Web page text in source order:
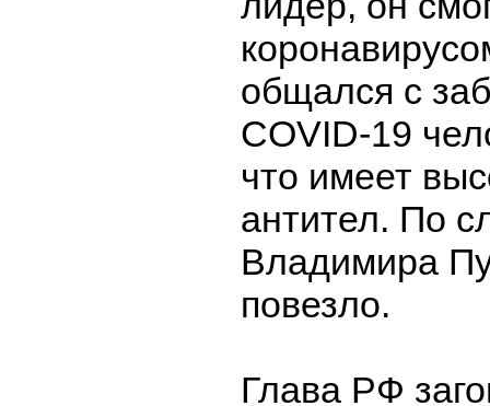
общался с
COVID-19
что имеет
антител. По
Владимира
повезло.
Глава РФ